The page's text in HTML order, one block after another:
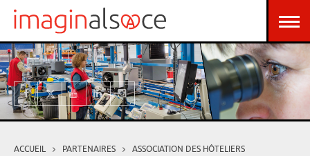
Aller au contenu principal
Vous êtes ici
ACCUEIL PARTENAIRES
ASSOCIATION DES HÔTELIERS
Panneau de gestion des cookies